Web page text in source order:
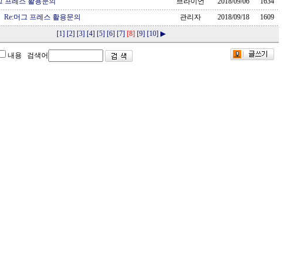
Re:머그 프레스 활용문의 관리자 2018/09/18
1609
[1] [2] [3] [4] [5] [6] [7] [8] [9] [10] ▶
내용 검색어